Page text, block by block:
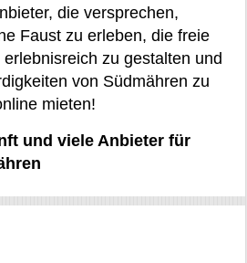
die versprechen,
Faust zu erleben, die freie
zu gestalten und
von Südmähren zu
mieten!
und viele Anbieter für